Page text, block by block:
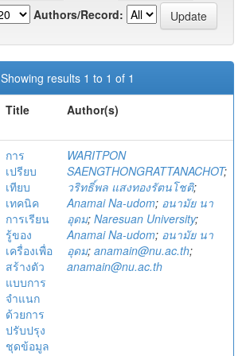
Authors/Record:
Showing results 1 to 1 of 1
Title Author(s)
การ
เปรียบ
เทียบ
เทคนิค
การเรียน
รู้ของ
เครื่องเพื่อ
สร้างตัว
แบบการ
จำแนก
ด้วยการ
ปรับปรุง
ชุดข้อมูล
WARITPON
SAENGTHONGRATTANACHOT;
วริทธิ์พล แสงทองรัตนโชติ;
Anamai Na-udom; อนามัย นา
อุดม; Naresuan University;
Anamai Na-udom; อนามัย นา
อุดม; anamain@nu.ac.th;
anamain@nu.ac.th